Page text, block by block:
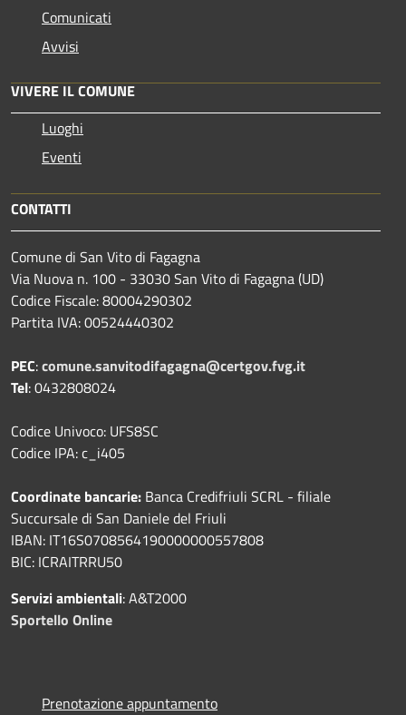
Comunicati
Avvisi
VIVERE IL COMUNE
Luoghi
Eventi
CONTATTI
Comune di San Vito di Fagagna
Via Nuova n. 100 - 33030 San Vito di Fagagna (UD)
Codice Fiscale: 80004290302
Partita IVA: 00524440302
PEC:comune.sanvitodifagagna@certgov.fvg.it
Tel: 0432808024
Codice Univoco: UFS8SC
Codice IPA: c_i405
Coordinate bancarie: Banca Credifriuli SCRL - filiale
Succursale di San Daniele del Friuli
IBAN: IT16S0708564190000000557808
BIC: ICRAITRRU50
Servizi ambientali: A&T2000
Sportello Online
Prenotazione appuntamento